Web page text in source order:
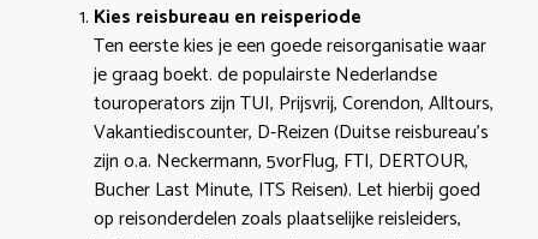
Kies reisbureau en reisperiode
Ten eerste kies je een goede reisorganisatie waar
je graag boekt. de populairste Nederlandse
touroperators zijn TUI, Prijsvrij, Corendon, Alltours,
Vakantiediscounter, D-Reizen (Duitse reisbureau’s
zijn o.a. Neckermann, 5vorFlug, FTI, DERTOUR,
Bucher Last Minute, ITS Reisen). Let hierbij goed
op reisonderdelen zoals plaatselijke reisleiders,